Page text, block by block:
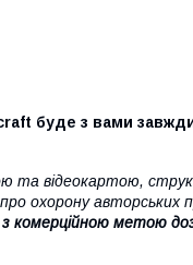
буде з вами
та відеокартою,
охорону авторських
комерційною метою